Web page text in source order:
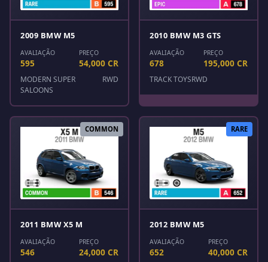
2009 BMW M5
AVALIAÇÃO
595
PREÇO
54,000 CR
MODERN SUPER
SALOONS
RWD
2010 BMW M3 GTS
AVALIAÇÃO
678
PREÇO
195,000 CR
TRACK TOYSRWD
COMMON
2011 BMW X5 M
AVALIAÇÃO
546
PREÇO
24,000 CR
RARE
2012 BMW M5
AVALIAÇÃO
652
PREÇO
40,000 CR